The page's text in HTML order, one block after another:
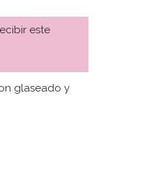
este
glaseado y